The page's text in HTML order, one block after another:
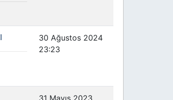
30 Ağustos 2024
23:23
31 Mayıs 2023